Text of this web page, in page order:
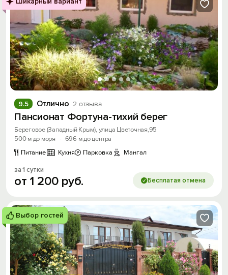
Отлично 2 отзыва
9.5
Пансионат Фортуна-тихий берег
Береговое (Западный Крым), улица Цветочная,95
500 м до моря
· 696 м до центра
Питание
Кухня Парковка Мангал
за 1 сутки
от 1 200 руб. Бесплатая отмена
Выбор гостей